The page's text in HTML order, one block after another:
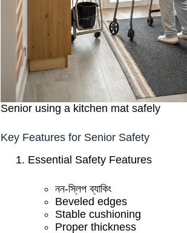
Senior using a kitchen mat safely
Key Features for Senior Safety
Essential Safety Features
নন-স্লিপ ব্যাকিং
Beveled edges
Stable cushioning
Proper thickness